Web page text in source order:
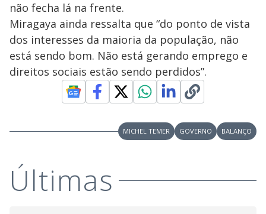
não fecha lá na frente.
Miragaya ainda ressalta que “do ponto de vista
dos interesses da maioria da população, não
está sendo bom. Não está gerando emprego e
direitos sociais estão sendo perdidos”.
MICHEL TEMER GOVERNO BALANÇO
Últimas